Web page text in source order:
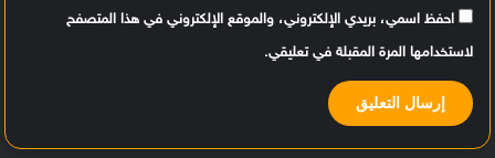
احفظ اسمي، بريدي الإلكتروني، والموقع الإلكتروني في هذا المتصفح
لاستخدامها المرة المقبلة في تعليقي.